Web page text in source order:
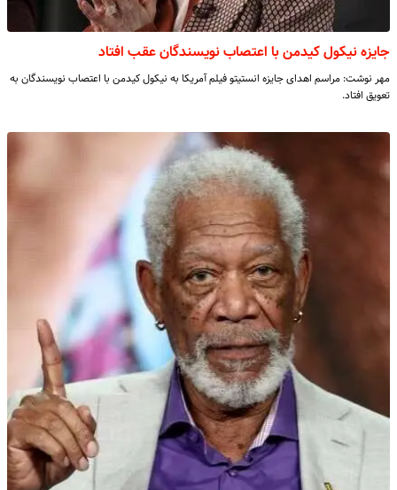
جایزه نیکول کیدمن با اعتصاب نویسندگان عقب افتاد
مهر نوشت: مراسم اهدای جایزه انستیتو فیلم آمریکا به نیکول کیدمن با اعتصاب نویسندگان به
تعویق افتاد.